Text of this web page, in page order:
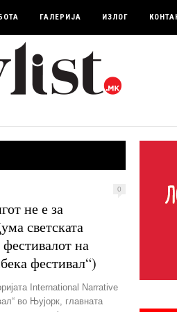
ГАЛЕРИЈА ИЗЛОГ
0
не е за
светската
на
фестивал“)
International Narrative
во Њујорк, главната